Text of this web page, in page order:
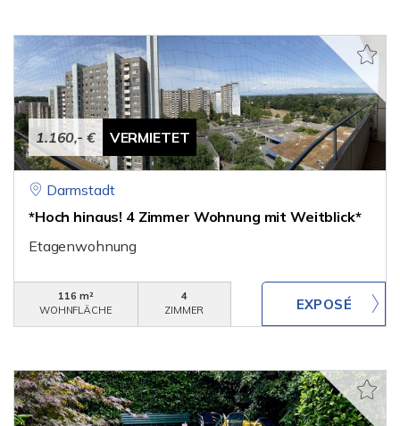
1.160,- € VERMIETET
Darmstadt
*Hoch hinaus! 4 Zimmer Wohnung mit Weitblick*
Etagenwohnung
116 m²
WOHNFLÄCHE
4
ZIMMER